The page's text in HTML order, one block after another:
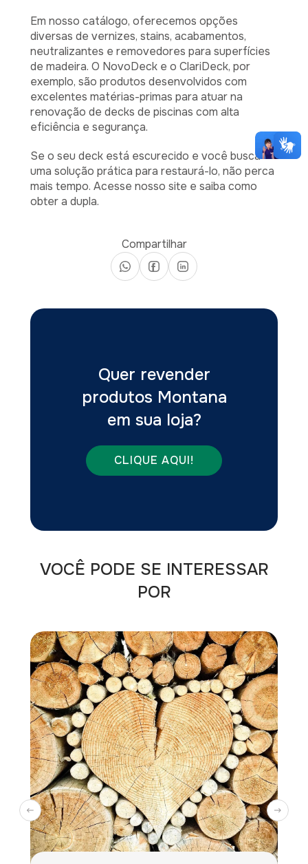
Em nosso catálogo, oferecemos opções
diversas de vernizes, stains, acabamentos,
neutralizantes e removedores para superfícies
de madeira. O NovoDeck e o ClariDeck, por
exemplo, são produtos desenvolvidos com
excelentes matérias-primas para atuar na
renovação de decks de piscinas com alta
eficiência e segurança.
Se o seu deck está escurecido e você busca
uma solução prática para restaurá-lo, não perca
mais tempo. Acesse nosso site e saiba como
obter a dupla.
Compartilhar
Quer revender
produtos Montana
em sua loja?
CLIQUE AQUI!
VOCÊ PODE SE INTERESSAR
POR